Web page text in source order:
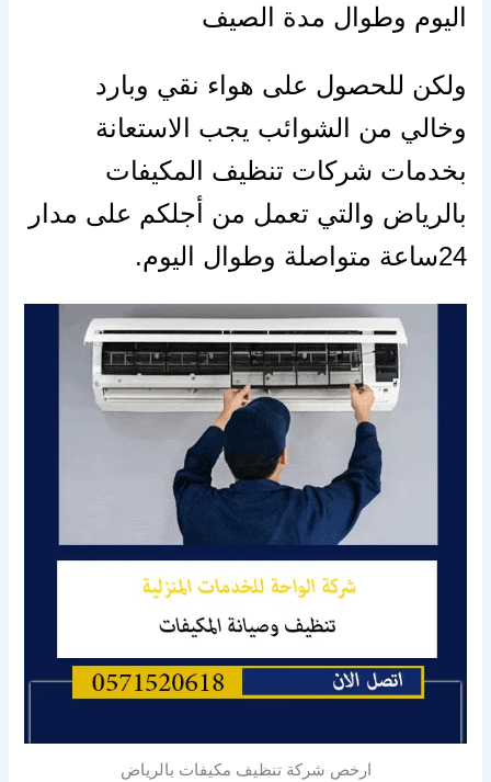
اليوم وطوال مدة الصيف
ولكن للحصول على هواء نقي وبارد
وخالي من الشوائب يجب الاستعانة
بخدمات شركات تنظيف المكيفات
بالرياض والتي تعمل من
أجلكم على مدار
24ساعة متواصلة وطوال اليوم.
ارخص شركة تنظيف مكيفات بالرياض